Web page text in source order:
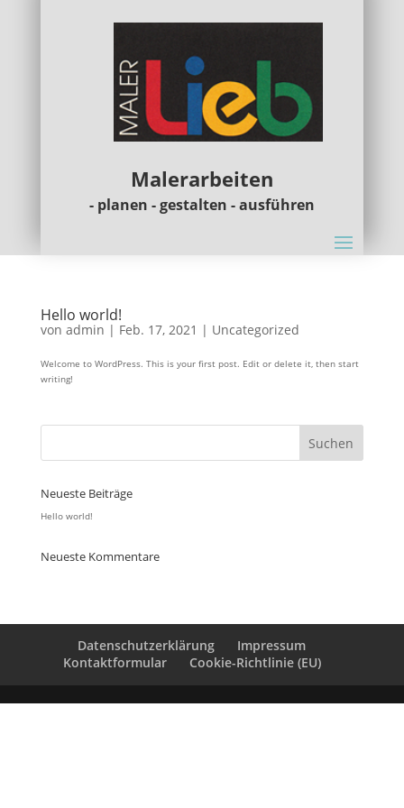
Malerarbeiten
- planen - gestalten - ausführen
Hello world!
von admin | Feb. 17, 2021 | Uncategorized
Welcome to WordPress. This is your first post. Edit or delete it, then start
writing!
Neueste Beiträge
Hello world!
Neueste Kommentare
Datenschutzerklärung
Impressum
Kontaktformular
Cookie-Richtlinie (EU)